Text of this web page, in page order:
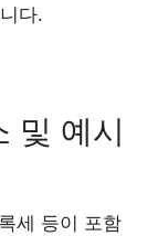
다.
및 예시
세 등이 포함